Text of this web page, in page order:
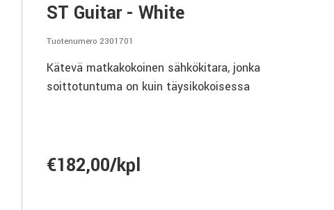
ST Guitar - White
Tuotenumero 2301701
Kätevä matkakokoinen sähkökitara, jonka
soittotuntuma on kuin täysikokoisessa
€182,00/kpl